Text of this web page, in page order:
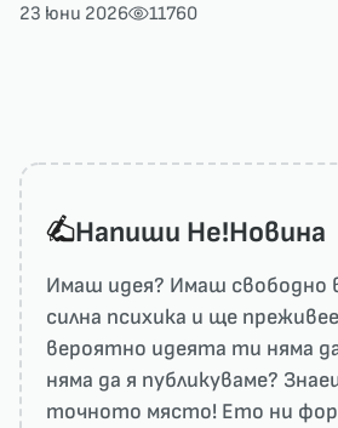
23 юни 2026 11760
Напиши He!Новина
Имаш идея? Имаш свободно
силна психика и ще
вероятно идеята ти няма
няма да я публикуваме?
точното място! Ето ни